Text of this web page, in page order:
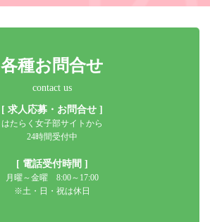
各種お問合せ
contact us
[ 求人応募・お問合せ ]
はたらく女子部サイトから
24時間受付中
[ 電話受付時間 ]
月曜～金曜 8:00～17:00
※土・日・祝は休日